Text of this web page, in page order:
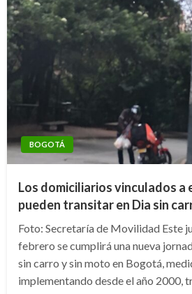
BOGOTÁ
Los domiciliarios vinculados a
pueden transitar en Dia sin
Foto: Secretaría de Movilidad Este
febrero se cumplirá una nueva
sin carro y sin moto en Bogotá,
implementando desde el año 2000,